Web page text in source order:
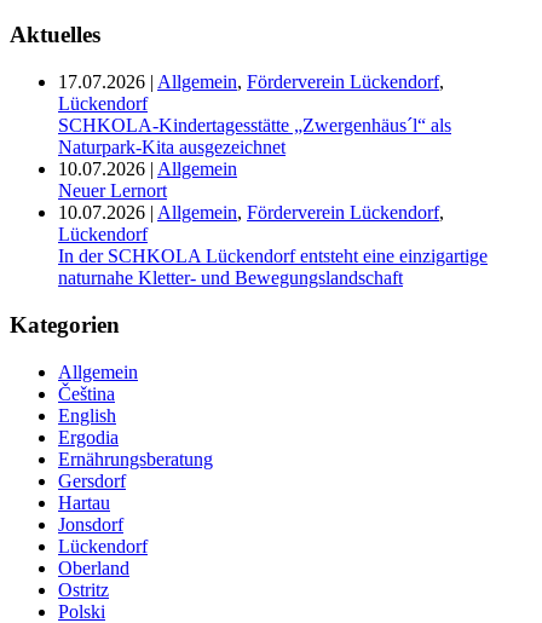
Aktuelles
17.07.2026 | Allgemein, Förderverein Lückendorf,
Lückendorf
SCHKOLA-Kindertagesstätte „Zwergenhäus´l“ als
Naturpark-Kita ausgezeichnet
10.07.2026 | Allgemein
Neuer Lernort
10.07.2026 | Allgemein, Förderverein Lückendorf,
Lückendorf
In der SCHKOLA Lückendorf entsteht eine einzigartige
naturnahe Kletter- und Bewegungslandschaft
Kategorien
Allgemein
Čeština
English
Ergodia
Ernährungsberatung
Gersdorf
Hartau
Jonsdorf
Lückendorf
Oberland
Ostritz
Polski